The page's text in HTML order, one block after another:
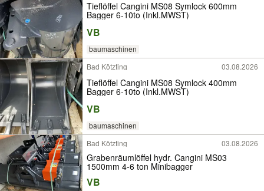
Tieflöffel Cangini MS08 Symlock 600mm
Bagger 6-10to (Inkl.MWST)
VB
baumaschinen
Bad Kötzting
03.08.2026
Tieflöffel Cangini MS08 Symlock 400mm
Bagger 6-10to (Inkl.MWST)
VB
baumaschinen
Bad Kötzting
03.08.2026
Grabenräumlöffel hydr. Cangini MS03
1500mm 4-6 ton Minibagger
VB